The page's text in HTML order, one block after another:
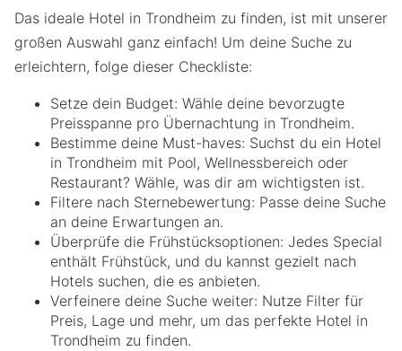
Das ideale Hotel in Trondheim zu finden, ist mit unserer
großen Auswahl ganz einfach! Um deine Suche zu
erleichtern, folge dieser Checkliste:
Setze dein Budget: Wähle deine bevorzugte
Preisspanne pro Übernachtung in Trondheim.
Bestimme deine Must-haves: Suchst du ein Hotel
in Trondheim mit Pool, Wellnessbereich oder
Restaurant? Wähle, was dir am wichtigsten ist.
Filtere nach Sternebewertung: Passe deine Suche
an deine Erwartungen an.
Überprüfe die Frühstücksoptionen: Jedes Special
enthält Frühstück, und du kannst gezielt nach
Hotels suchen, die es anbieten.
Verfeinere deine Suche weiter: Nutze Filter für
Preis, Lage und mehr, um das perfekte Hotel in
Trondheim zu finden.